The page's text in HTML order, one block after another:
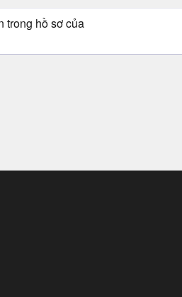
trong hồ sơ của